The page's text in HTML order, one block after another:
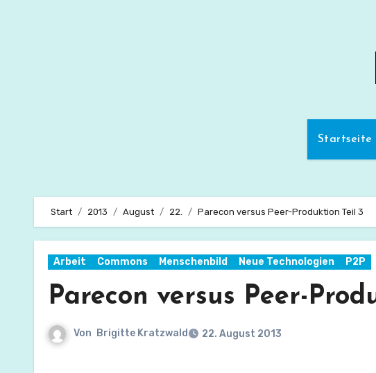
Startseite
Start 2013 August 22. Parecon versus Peer-Produktion Teil 3
Arbeit Commons Menschenbild Neue Technologien P2P
Parecon versus Peer-
Von Brigitte Kratzwald 22. August 2013